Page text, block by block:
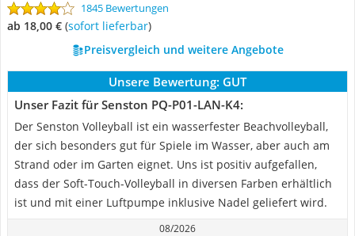
1845 Bewertungen
ab 18,00 € ( Sofort lieferbar)
Preisvergleich und weitere Angebote
Unsere Bewertung: GUT
Unser Fazit für Senston PQ-P01-LAN-K4:
Der Senston Volleyball ist ein wasserfester Beachvolleyball,
der sich besonders gut für Spiele im Wasser, aber auch am
Strand oder im Garten eignet. Uns ist positiv aufgefallen,
dass der Soft-Touch-Volleyball in diversen Farben erhältlich
ist und mit einer Luftpumpe inklusive Nadel geliefert wird.
08/2026